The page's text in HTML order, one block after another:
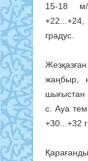
15-18 м/
градус.
жаңбыр,
шығыстан
с. Ауа
+30...+32